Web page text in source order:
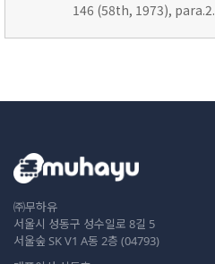
146 (58th, 1973), para.2.
㈜무하유
서울시 성동구 성수일로 8길 5
서울숲 SK V1 A동 2층 (04793)